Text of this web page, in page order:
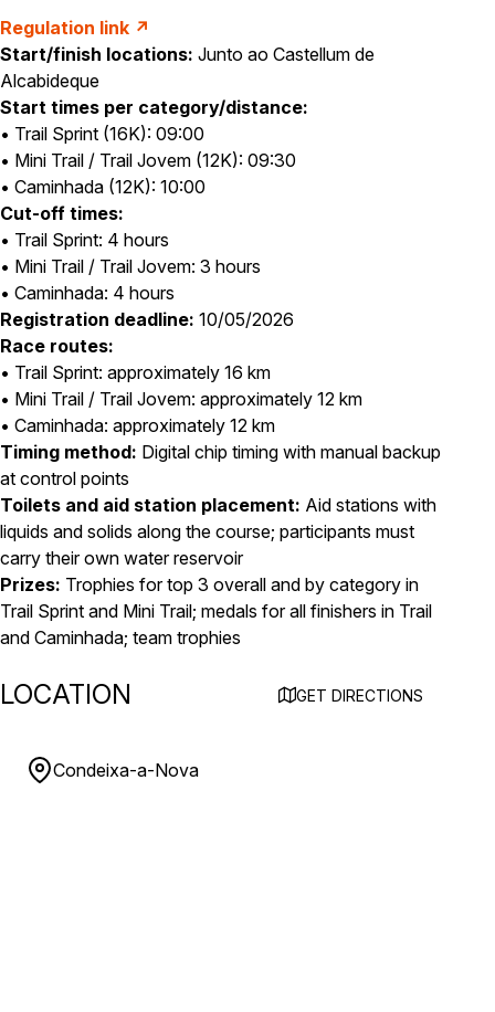
Regulation link ↗
Start/finish locations: Junto ao Castellum de
Alcabideque
Start times per category/distance:
• Trail Sprint (16K): 09:00
• Mini Trail / Trail Jovem (12K): 09:30
• Caminhada (12K): 10:00
Cut-off times:
• Trail Sprint: 4 hours
• Mini Trail / Trail Jovem: 3 hours
• Caminhada: 4 hours
Registration deadline: 10/05/2026
Race routes:
• Trail Sprint: approximately 16 km
• Mini Trail / Trail Jovem: approximately 12 km
• Caminhada: approximately 12 km
Timing method: Digital chip timing with manual backup
at control points
Toilets and aid station placement: Aid stations with
liquids and solids along the course; participants must
carry their own water reservoir
Prizes: Trophies for top 3 overall and by category in
Trail Sprint and Mini Trail; medals for all finishers in Trail
and Caminhada; team trophies
LOCATION GET DIRECTIONS
Condeixa-a-Nova